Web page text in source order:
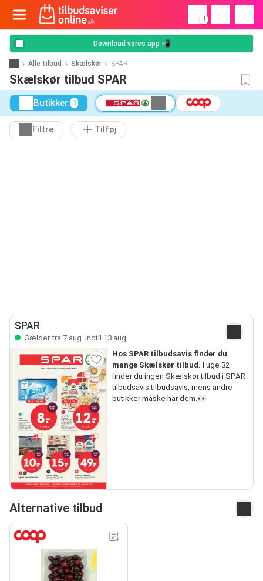
!
Download vores app 📲
Alle tilbud Skælskør SPAR
Skælskør tilbud SPAR
Butikker 1
Filtre Tilføj
SPAR
Gælder fra 7 aug. indtil 13 aug.
Hos SPAR tilbudsavis finder du
mange Skælskør tilbud. I uge 32
finder du ingen Skælskør tilbud i SPAR
tilbudsavis tilbudsavis, mens andre
butikker måske har dem.👀
Alternative tilbud